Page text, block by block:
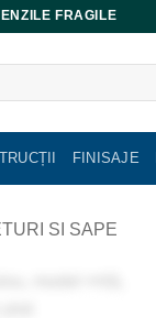
FRAGILE
FINISAJE
SI SAPE